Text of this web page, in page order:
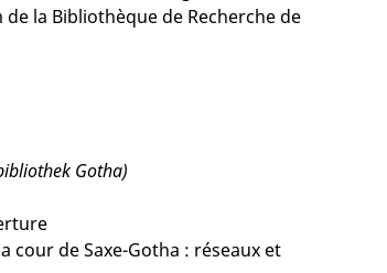
la Bibliothèque de Recherche de
Gotha)
cour de Saxe-Gotha : réseaux et